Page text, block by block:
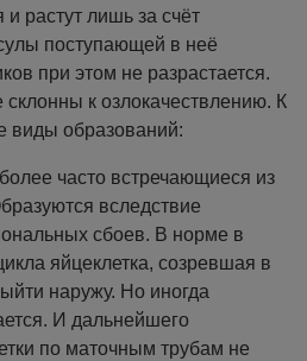
растут лишь за счёт
поступающей в неё
при этом не разрастается.
к озлокачествлению. К
виды образований:
часто встречающиеся из
вследствие
сбоев. В норме в
яйцеклетка, созревшая в
наружу. Но иногда
И дальнейшего
по маточным трубам не